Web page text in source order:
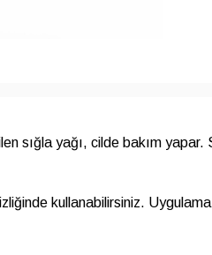
sığla yağı, cilde bakım
kullanabilirsiniz.